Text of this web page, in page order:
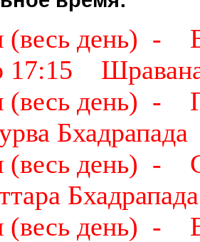
(весь
17:15
(весь
(весь
(весь